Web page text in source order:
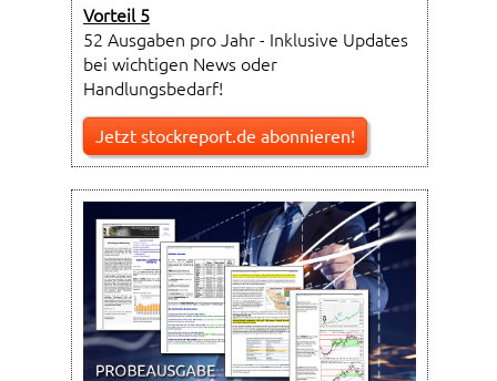
Vorteil 5
52 Ausgaben pro Jahr - Inklusive Updates
bei wichtigen News oder
Handlungsbedarf!
Jetzt stockreport.de abonnieren!